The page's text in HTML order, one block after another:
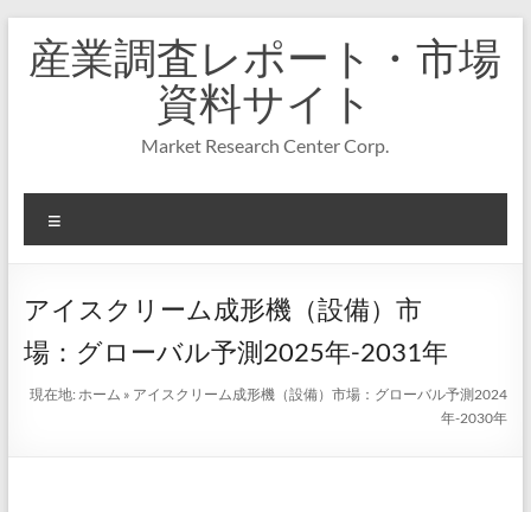
キ
プ
産業調査レポート・市場
資料サイト
Market Research Center Corp.
ニ
ー
アイスクリーム成形機（設備）市
場：グローバル予測2025年-2031年
現在地:ホーム » アイスクリーム成形機（設備）市場：グローバル予測2024
年-2030年